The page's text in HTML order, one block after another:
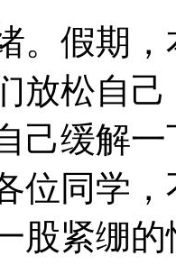
。假期
放松自
己缓解
位同学
股紧绷